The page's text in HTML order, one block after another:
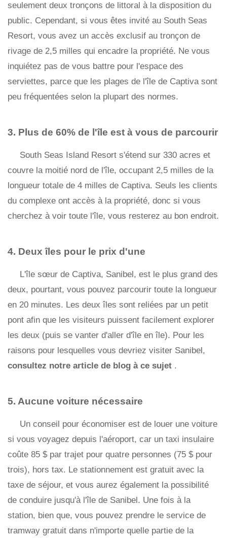
seulement deux tronçons de littoral à la disposition du
public. Cependant, si vous êtes invité au South Seas
Resort, vous avez un accès exclusif au tronçon de
rivage de 2,5 milles qui encadre la propriété. Ne vous
inquiétez pas de vous battre pour l'espace des
serviettes, parce que les plages de l'île de Captiva sont
peu fréquentées selon la plupart des normes.
3. Plus de 60% de l'île est à vous de parcourir
South Seas Island Resort s'étend sur 330 acres et
couvre la moitié nord de l'île, occupant 2,5 milles de la
longueur totale de 4 milles de Captiva. Seuls les clients
du complexe ont accès à la propriété, donc si vous
cherchez à voir toute l'île, vous resterez au bon endroit.
4. Deux îles pour le prix d'une
L'île sœur de Captiva, Sanibel, est le plus grand des
deux, pourtant, vous pouvez parcourir toute la longueur
en 20 minutes. Les deux îles sont reliées par un petit
pont afin que les visiteurs puissent facilement explorer
les deux (puis se vanter d'aller d'île en île). Pour les
raisons pour lesquelles vous devriez visiter Sanibel,
consultez notre article de blog à ce sujet .
5. Aucune voiture nécessaire
Un conseil pour économiser est de louer une voiture
si vous voyagez depuis l'aéroport, car un taxi insulaire
coûte 85 $ par trajet pour quatre personnes (75 $ pour
trois), hors tax. Le stationnement est gratuit avec la
taxe de séjour, et vous aurez également la possibilité
de conduire jusqu'à l'île de Sanibel. Une fois à la
station, bien que, vous pouvez prendre le service de
tramway gratuit dans n'importe quelle partie de la